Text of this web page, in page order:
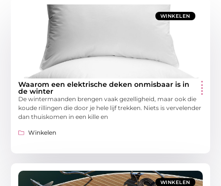
WINKELEN
Waarom een elektrische deken onmisbaar is in
de winter
De wintermaanden brengen vaak gezelligheid, maar ook die
koude rillingen die door je hele lijf trekken. Niets is vervelender
dan thuiskomen in een kille en
Winkelen
WINKELEN